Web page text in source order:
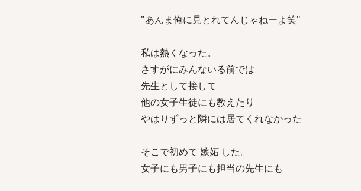
"あんま俺に見とれてんじゃねーよ笑"
私は熱くなった。
さすがにみんないる前では
先生として接して
他の女子生徒にも教えたり
やはりずっと隣には居てくれなかった
そこで初めて 嫉妬 した。
女子にも男子にも担当の先生にも